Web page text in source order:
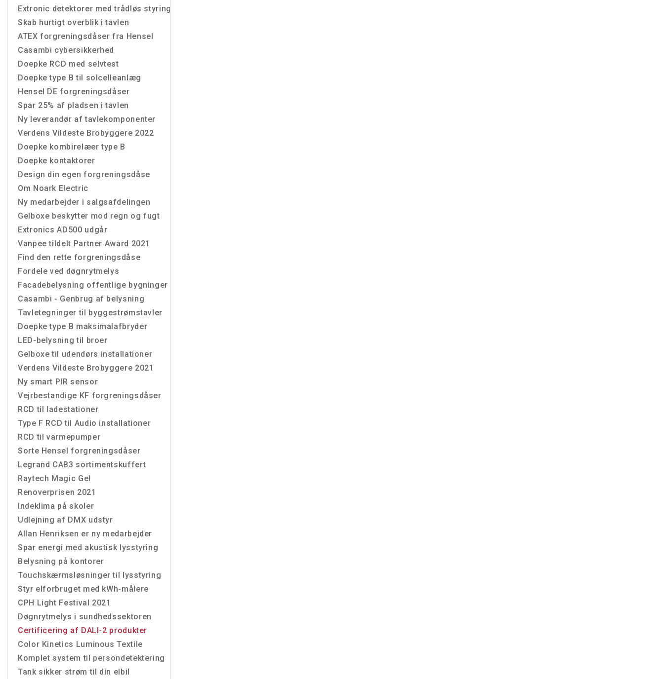
Extronic detektorer med trådløs styring
Skab hurtigt overblik i tavlen
ATEX forgreningsdåser fra Hensel
Casambi cybersikkerhed
Doepke RCD med selvtest
Doepke type B til solcelleanlæg
Hensel DE forgreningsdåser
Spar 25% af pladsen i tavlen
Ny leverandør af tavlekomponenter
Verdens Vildeste Brobyggere 2022
Doepke kombirelæer type B
Doepke kontaktorer
Design din egen forgreningsdåse
Om Noark Electric
Ny medarbejder i salgsafdelingen
Gelboxe beskytter mod regn og fugt
Extronics AD500 udgår
Vanpee tildelt Partner Award 2021
Find den rette forgreningsdåse
Fordele ved døgnrytmelys
Facadebelysning offentlige bygninger
Casambi - Genbrug af belysning
Tavletegninger til byggestrømstavler
Doepke type B maksimalafbryder
LED-belysning til broer
Gelboxe til udendørs installationer
Verdens Vildeste Brobyggere 2021
Ny smart PIR sensor
Vejrbestandige KF forgreningsdåser
RCD til ladestationer
Type F RCD til Audio installationer
RCD til varmepumper
Sorte Hensel forgreningsdåser
Legrand CAB3 sortimentskuffert
Raytech Magic Gel
Renoverprisen 2021
Indeklima på skoler
Udlejning af DMX udstyr
Allan Henriksen er ny medarbejder
Spar energi med akustisk lysstyring
Belysning på kontorer
Touchskærmsløsninger til lysstyring
Styr elforbruget med kWh-målere
CPH Light Festival 2021
Døgnrytmelys i sundhedssektoren
Certificering af DALI-2 produkter
Color Kinetics Luminous Textile
Komplet system til persondetektering
Tank sikker strøm til din elbil